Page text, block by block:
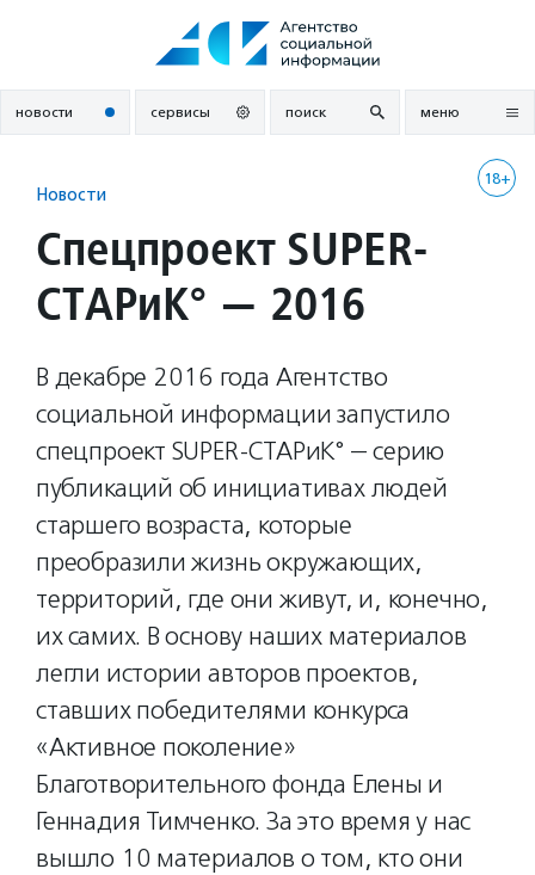
новости сервисы поиск меню
18+
Новости
Спецпроект SUPER-
СТАРиК° — 2016
В декабре 2016 года Агентство
социальной информации запустило
спецпроект SUPER-СТАРиК° — серию
публикаций об инициативах людей
старшего возраста, которые
преобразили жизнь окружающих,
территорий, где они живут, и, конечно,
их самих. В основу наших материалов
легли истории авторов проектов,
ставших победителями конкурса
«Активное поколение»
Благотворительного фонда Елены и
Геннадия Тимченко. За это время у нас
вышло 10 материалов о том, кто они